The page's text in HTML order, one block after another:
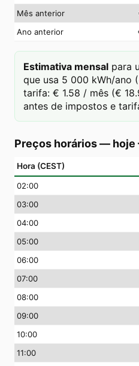
Mês anterior
Ano anterior
Estimativa mensal para
que usa 5 000 kWh/ano
tarifa: € 1.58 / mês (€
antes de impostos e
Preços horários — hoje
Hora (CEST)
02:00
03:00
04:00
05:00
06:00
07:00
08:00
09:00
10:00
11:00